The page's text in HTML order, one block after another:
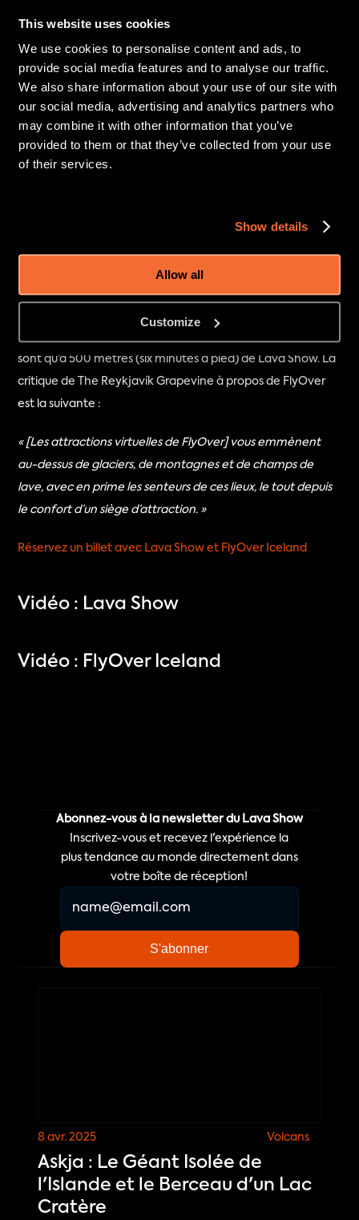
This website uses cookies
We use cookies to personalise content and ads, to
provide social media features and to analyse our traffic.
We also share information about your use of our site with
our social media, advertising and analytics partners who
may combine it with other information that you’ve
provided to them or that they’ve collected from your use
of their services.
Show details
Allow all
Customize
sont qu’à 500 mètres (six minutes à pied) de Lava Show. La
critique de The Reykjavík Grapevine à propos de FlyOver
est la suivante :
« [Les attractions virtuelles de FlyOver] vous emmènent
au-dessus de glaciers, de montagnes et de champs de
lave, avec en prime les senteurs de ces lieux, le tout depuis
le confort d’un siège d’attraction. »
Réservez un billet avec Lava Show et FlyOver Iceland
Vidéo : Lava Show
Vidéo : FlyOver Iceland
Abonnez-vous à la newsletter du Lava Show
Inscrivez-vous et recevez l'expérience la
plus tendance au monde directement dans
votre boîte de réception!
8 avr. 2025 Volcans
Askja : Le Géant Isolée de
l'Islande et le Berceau d'un Lac
Cratère